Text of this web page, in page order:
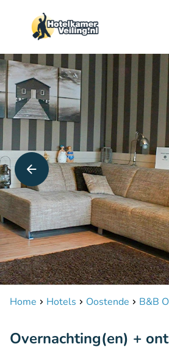
Home Hotels Oostende B&B
Overnachting(en) +